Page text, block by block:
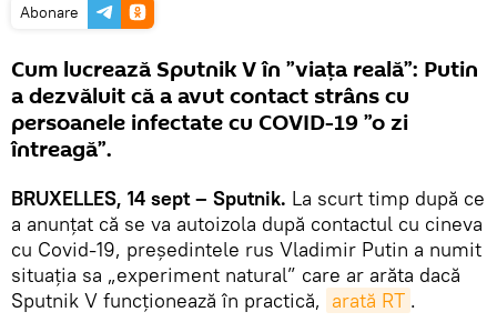
Abonare
Cum lucrează Sputnik V în ”viața reală”: Putin
a dezvăluit că a avut contact strâns cu
persoanele infectate cu COVID-19 ”o zi
întreagă”.
BRUXELLES, 14 sept – Sputnik. La scurt timp după ce
a anunțat că se va autoizola după contactul cu cineva
cu Covid-19, președintele rus Vladimir Putin a numit
situația sa „experiment natural” care ar arăta dacă
Sputnik V funcționează în practică, arată RT .